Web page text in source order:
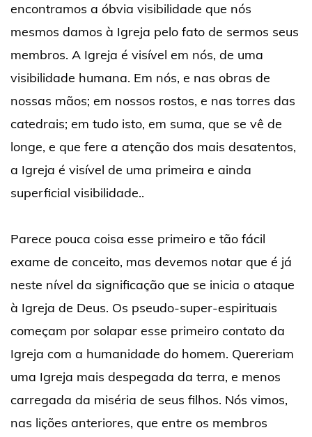
encontramos a óbvia visibilidade que nós
mesmos damos à Igreja pelo fato de sermos seus
membros. A Igreja é visível em nós, de uma
visibilidade humana. Em nós, e nas obras de
nossas mãos; em nossos rostos, e nas torres das
catedrais; em tudo isto, em suma, que se vê de
longe, e que fere a atenção dos mais desatentos,
a Igreja é visível de uma primeira e ainda
superficial visibilidade..
Parece pouca coisa esse primeiro e tão fácil
exame de conceito, mas devemos notar que é já
neste nível da significação que se inicia o ataque
à Igreja de Deus. Os pseudo-super-espirituais
começam por solapar esse primeiro contato da
Igreja com a humanidade do homem. Quereriam
uma Igreja mais despegada da terra, e menos
carregada da miséria de seus filhos. Nós vimos,
nas lições anteriores, que entre os membros